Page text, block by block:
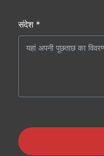
संदेश *